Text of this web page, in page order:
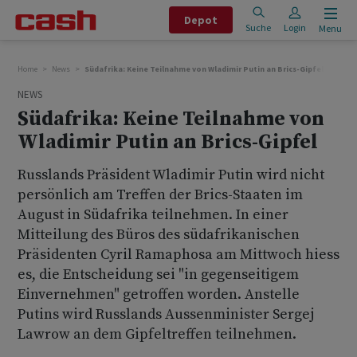
Depot
Suche Login Menu
Home News Südafrika: Keine Teilnahme von Wladimir Putin an Brics-Gipfel
NEWS
Südafrika: Keine Teilnahme von
Wladimir Putin an Brics-Gipfel
Russlands Präsident Wladimir Putin wird nicht
persönlich am Treffen der Brics-Staaten im
August in Südafrika teilnehmen. In einer
Mitteilung des Büros des südafrikanischen
Präsidenten Cyril Ramaphosa am Mittwoch hiess
es, die Entscheidung sei "in gegenseitigem
Einvernehmen" getroffen worden. Anstelle
Putins wird Russlands Aussenminister Sergej
Lawrow an dem Gipfeltreffen teilnehmen.